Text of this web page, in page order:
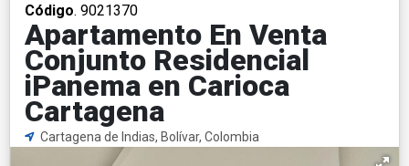
Código. 9021370
Apartamento En Venta
Conjunto Residencial
iPanema en Carioca
Cartagena
Cartagena de Indias, Bolívar, Colombia